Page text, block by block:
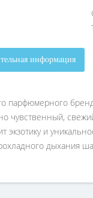
информация
парфюмерного
чувственный,
и
дыхания